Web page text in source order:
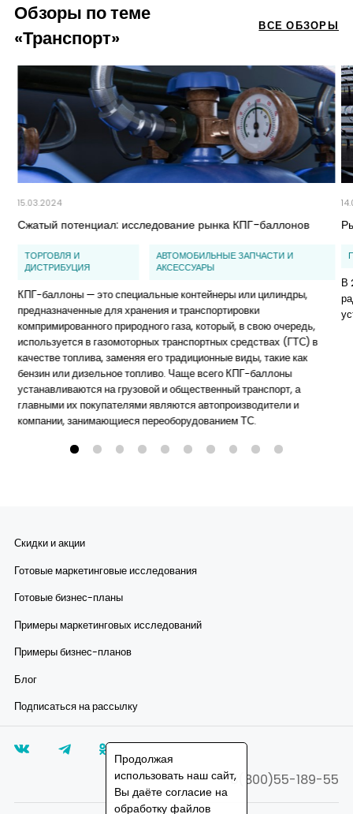
Обзоры по теме
«Транспорт»
ВСЕ ОБЗОРЫ
15.03.2024
Сжатый потенциал: исследование рынка КПГ-баллонов
ТОРГОВЛЯ И
ДИСТРИБУЦИЯ
АВТОМОБИЛЬНЫЕ ЗАПЧАСТИ И
АКСЕССУАРЫ
КПГ-баллоны — это специальные контейнеры или цилиндры,
предназначенные для хранения и транспортировки
компримированного природного газа, который, в свою очередь,
используется в газомоторных транспортных средствах (ГТС) в
качестве топлива, заменяя его традиционные виды, такие как
бензин или дизельное топливо. Чаще всего КПГ-баллоны
устанавливаются на грузовой и общественный транспорт, а
главными их покупателями являются автопроизводители и
компании, занимающиеся переоборудованием ТС.
В
Скидки и акции
Готовые маркетинговые исследования
Готовые бизнес-планы
Примеры маркетинговых исследований
Примеры бизнес-планов
Блог
Подписаться на рассылку
8(800)55-189-55
Продолжая
использовать наш сайт,
Вы даёте согласие на
обработку файлов